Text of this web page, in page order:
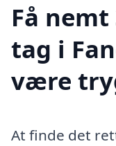
Få
tag i
være
At finde det